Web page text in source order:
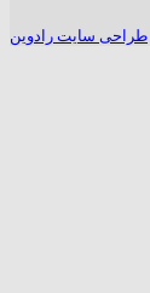
طراحی سایت رادوین